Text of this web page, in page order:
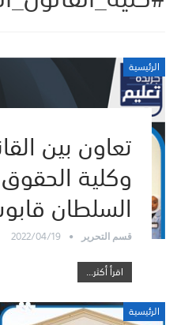
الرئيسية
تعاون بين
وكلية
السلطان
قسم التحرير 2022/04/19
اقرأ أكثر...
الرئيسية